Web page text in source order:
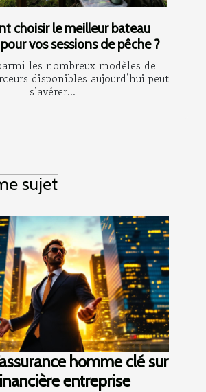
choisir le meilleur bateau
vos sessions de pêche ?
les nombreux modèles de
disponibles aujourd’hui peut
s’avérer...
sujet
homme clé sur
entreprise